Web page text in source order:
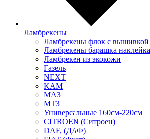
Ламбрекены
Ламбрекены флок с вышивкой
Ламбрекены барашка наклейка
Ламбрекен из экокожи
Газель
NEXT
KAM
МАЗ
МТЗ
Универсальные 160см-220см
CITROEN (Ситроен)
DAF, (ДАФ)